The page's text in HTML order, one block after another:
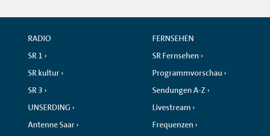
RADIO
SR 1
SR kultur
SR 3
UNSERDING
Antenne Saar
FERNSEHEN
SR Fernsehen
Programmvorschau
Sendungen A-Z
Livestream
Frequenzen